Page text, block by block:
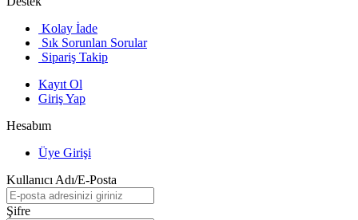
Kolay İade
Sık Sorunlan Sorular
Sipariş Takip
Kayıt Ol
Giriş Yap
Hesabım
Üye Girişi
Kullanıcı Adı/E-Posta
Şifre